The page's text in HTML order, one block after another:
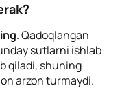
. Qadoqlangan
sutlarni ishlab
qiladi, shuning
arzon turmaydi.